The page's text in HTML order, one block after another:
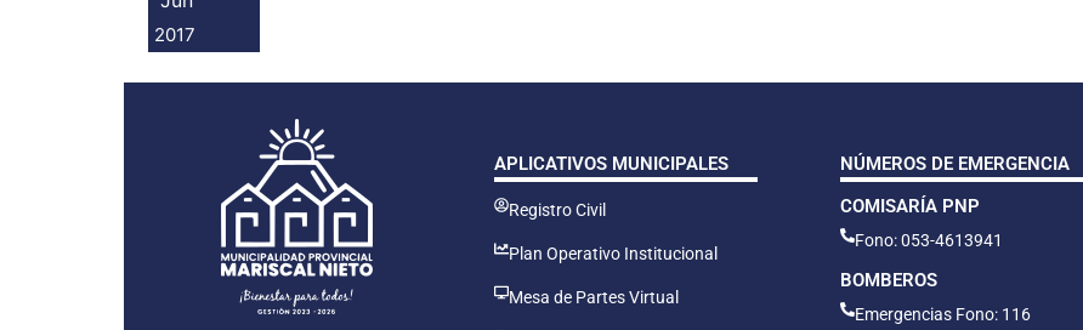
2017
APLICATIVOS MUNICIPALES
Registro Civil
Plan Operativo Institucional
Mesa de Partes Virtual
NÚMEROS DE EMERGENCIA
COMISARÍA PNP
Fono: 053-4613941
BOMBEROS
Emergencias Fono: 116